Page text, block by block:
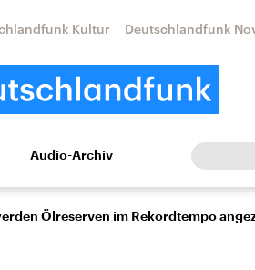
Kultur Deutschlandfunk
Kultur Europa
Audio-Archiv
Ölreserven im Rekordtempo